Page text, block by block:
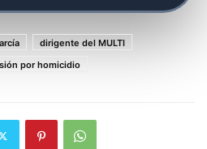
dirigente del MULTI
por homicidio